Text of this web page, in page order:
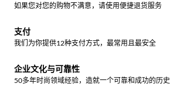
如果您对您的购物不满意，请使用便捷退货服务
支付
我们为你提供12种支付方式，最常用且最安全
企业文化与可靠性
50多年时尚领域经验，造就一个可靠和成功的历史